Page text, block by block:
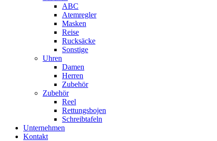
ABC
Atemregler
Masken
Reise
Rucksäcke
Sonstige
Uhren
Damen
Herren
Zubehör
Zubehör
Reel
Rettungsbojen
Schreibtafeln
Unternehmen
Kontakt